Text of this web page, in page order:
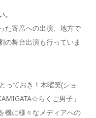
た寄席への出演、地方で
の舞台出演も行っていま
っておき！木曜笑(ショ
らくご男子」
機に様々なメディアへの